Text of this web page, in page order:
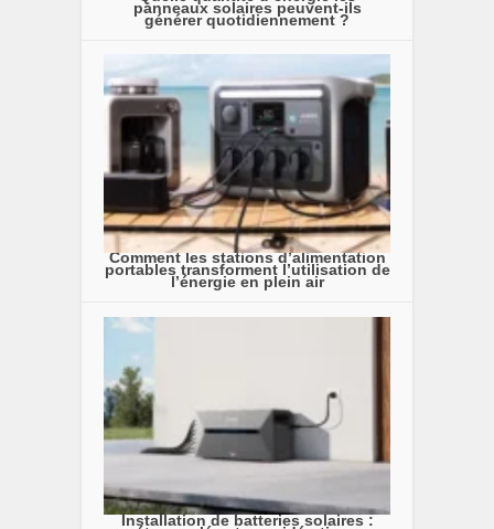
panneaux solaires peuvent-ils
générer quotidiennement ?
Comment les stations d’alimentation
portables transforment l’utilisation de
l’énergie en plein air
Installation de batteries solaires :